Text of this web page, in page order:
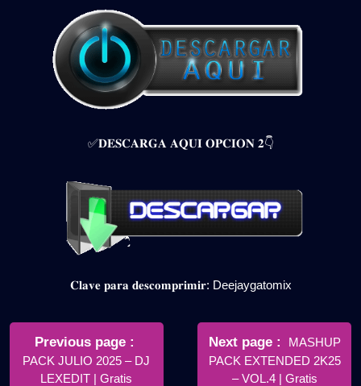
✅𝐃𝐄𝐒𝐂𝐀𝐑𝐆𝐀 𝐀𝐐𝐔𝐈 𝐎𝐏𝐂𝐈𝐎𝐍 𝟐👇
𝐂𝐥𝐚𝐯𝐞 𝐩𝐚𝐫𝐚 𝐝𝐞𝐬𝐜𝐨𝐦𝐩𝐫𝐢𝐦𝐢𝐫: Deejaygatomix
Navegación
entradas
Previous page
Posts
PACK JULIO 2025 – DJ
LEXEDIT | Gratis
Next page
Newer
Posts
MASHUP
PACK EXTENDED 2K25
– VOL.4 | Gratis